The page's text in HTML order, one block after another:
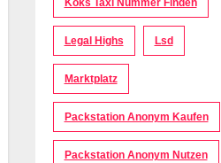
Koks Taxi Nummer Finden
Legal Highs Lsd
Marktplatz
Packstation Anonym Kaufen
Packstation Anonym Nutzen